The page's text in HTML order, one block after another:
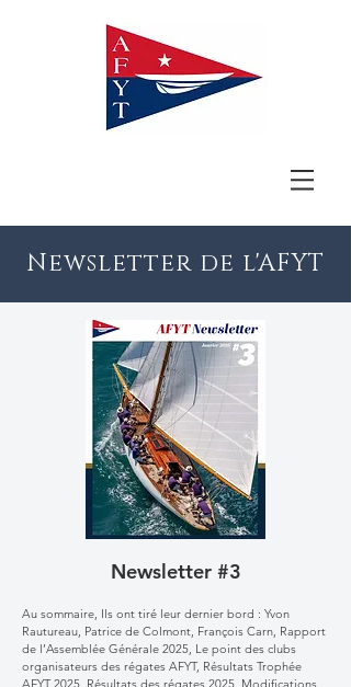
Newsletter de l'AFYT
Newsletter #3
Au sommaire, Ils ont tiré leur dernier bord : Yvon
Rautureau, Patrice de Colmont, François Carn, Rapport
de l’Assemblée Générale 2025, Le point des clubs
organisateurs des régates AFYT, Résultats Trophée
AFYT 2025, Résultats des régates 2025, Modifications